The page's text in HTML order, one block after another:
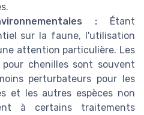
: Étant
sur la faune, l'utilisation
attention particulière. Les
pour chenilles sont souvent
perturbateurs pour les
et les autres espèces non
à certains traitements